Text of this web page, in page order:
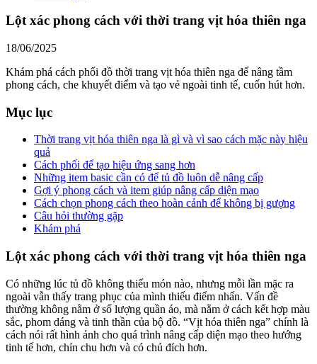
Lột xác phong cách với thời trang vịt hóa thiên nga
18/06/2025
Khám phá cách phối đồ thời trang vịt hóa thiên nga để nâng tầm
phong cách, che khuyết điểm và tạo vẻ ngoài tinh tế, cuốn hút hơn.
Mục lục
Thời trang vịt hóa thiên nga là gì và vì sao cách mặc này hiệu
quả
Cách phối để tạo hiệu ứng sang hơn
Những item basic cần có để tủ đồ luôn dễ nâng cấp
Gợi ý phong cách và item giúp nâng cấp diện mạo
Cách chọn phong cách theo hoàn cảnh để không bị gượng
Câu hỏi thường gặp
Khám phá
Lột xác phong cách với thời trang vịt hóa thiên nga
Có những lúc tủ đồ không thiếu món nào, nhưng mỗi lần mặc ra
ngoài vẫn thấy trang phục của mình thiếu điểm nhấn. Vấn đề
thường không nằm ở số lượng quần áo, mà nằm ở cách kết hợp màu
sắc, phom dáng và tinh thần của bộ đồ. “Vịt hóa thiên nga” chính là
cách nói rất hình ảnh cho quá trình nâng cấp diện mạo theo hướng
tinh tế hơn, chỉn chu hơn và có chủ đích hơn.